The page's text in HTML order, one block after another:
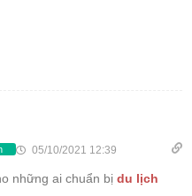
05/10/2021 12:39
những ai chuẩn bị du lịch